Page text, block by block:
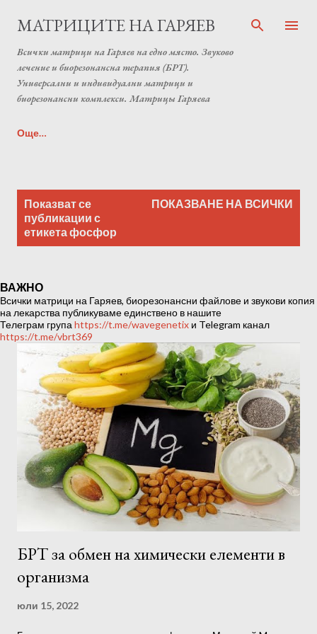
Пропускане към основното съдържание
МАТРИЦИТЕ НА ГАРЯЕВ
Всички матрици на Гаряев на едно място. Звуково
лечение и биорезонансна терапия (БРТ).
Универсални и индивидуални матрици и
биорезонансни комплекси. Матрицы Гаряева
Още…
Laboratory (Individual programs Garyaev matrix)
к
а
ц
и
Показват се
публикации с
етикетафосфор
ПОКАЗВАНЕ НА ВСИЧКИ
ВАЖНО
Всички матрици на Гаряев, биорезонансни файлове и звукови копия
на лекарства публикуваме единствено в нашите
Телеграм група https://t.me/wavegenetix и Telegram канал
https://t.me/vbrt369
БРТ за обмен на химически елементи в
организма
юли 15, 2022